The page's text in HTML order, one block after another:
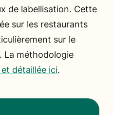
de labellisation. Cette
sur les restaurants
sur le
La méthodologie
détaillée ici.